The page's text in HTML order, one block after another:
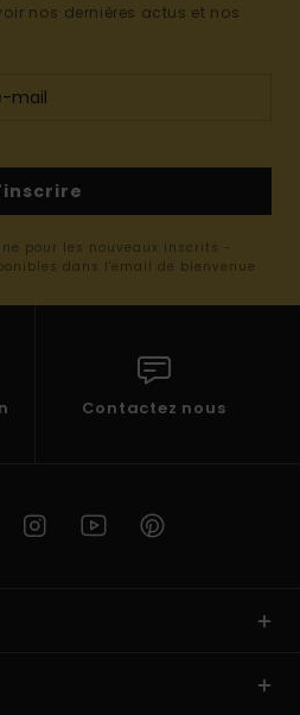
nos dernières actus et nos
pour les nouveaux inscrits -
dans l'email de bienvenue
Contactez nous